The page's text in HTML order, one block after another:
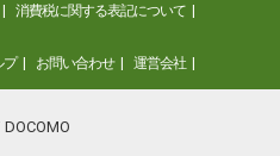
消費税に関する表記について
プ お問い合わせ 運営会社